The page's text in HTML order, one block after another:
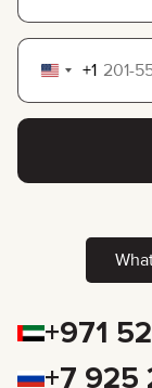
United
States
+1
+971
+7 925